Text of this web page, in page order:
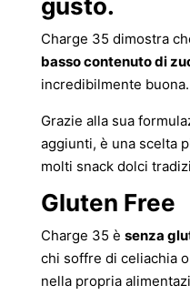
gusto.
Charge 35 dimostra
basso contenuto di
incredibilmente buona.
Grazie alla sua
aggiunti, è una scelta
molti snack dolci
Gluten Free
Charge 35 è senza
chi soffre di celiachia
nella propria